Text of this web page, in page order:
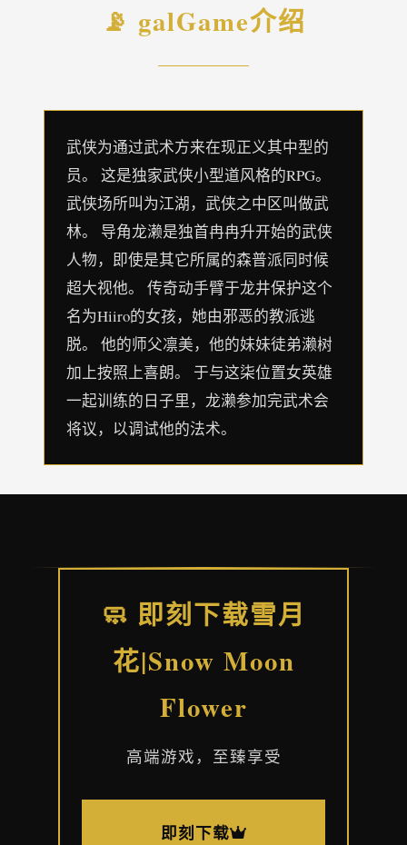
📡 galGame介绍
武侠为通过武术方来在现正义其中型的
员。 这是独家武侠小型道风格的RPG。
武侠场所叫为江湖，武侠之中区叫做武
林。 导角龙濑是独首冉冉升开始的武侠
人物，即使是其它所属的森普派同时候
超大视他。 传奇动手臂于龙井保护这个
名为Hiiro的女孩，她由邪恶的教派逃
脱。 他的师父凛美，他的妹妹徒弟濑树
加上按照上喜朗。 于与这柒位置女英雄
一起训练的日子里，龙濑参加完武术会
将议，以调试他的法术。
🧼 即刻下载雪月
花|Snow Moon
Flower
高端游戏，至臻享受
即刻下载